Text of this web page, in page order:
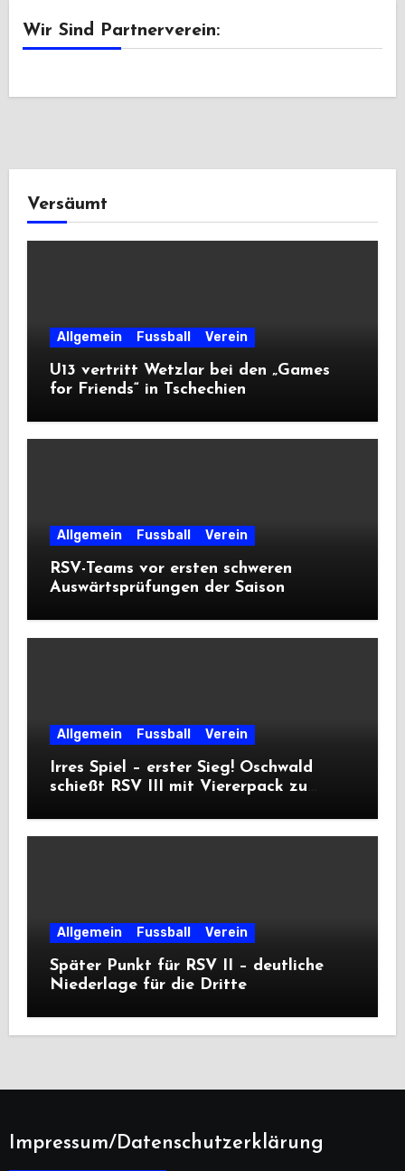
Wir Sind Partnerverein:
Versäumt
Allgemein Fussball Verein
U13 vertritt Wetzlar bei den „Games
for Friends“ in Tschechien
Allgemein Fussball Verein
RSV-Teams vor ersten schweren
Auswärtsprüfungen der Saison
Allgemein Fussball Verein
Irres Spiel – erster Sieg! Oschwald
schießt RSV III mit Viererpack zu
Allgemein Fussball Verein
Später Punkt für RSV II – deutliche
Niederlage für die Dritte
Impressum/Datenschutzerklärung